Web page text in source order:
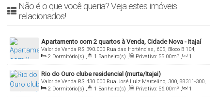
Não é o que você queria? Veja estes imóveis
relacionados!
Apartamento com 2 quartos à Venda, Cidade Nova - Itajaí
R$ 390.000
Valor de Venda
Rua das Hortências, 605, Bloco B 104,
88308-080, Cidade Nova, Itajaí, Santa Catarina, Brasil
2 Dormitório(s) , 1 Banheiro(s) , Privativo: 55.00m² ,
1
Sala(s) , Total: 60.00m² , 1 Vaga(s) , Útil: 55.00m²
Rio do Ouro clube residencial (murta/Itajai)
R$ 430.000
Valor de Venda
Rua José Luiz Marcelino, 300, 88311-300,
Murta, Itajaí, Santa Catarina, Brasil
2 Dormitório(s) , 1 Banheiro(s) , Privativo: 56.00m² ,
1
Sala(s) , Total: 65.00~ 66.00m² , 1 Vaga(s) , Útil: 56.00m²